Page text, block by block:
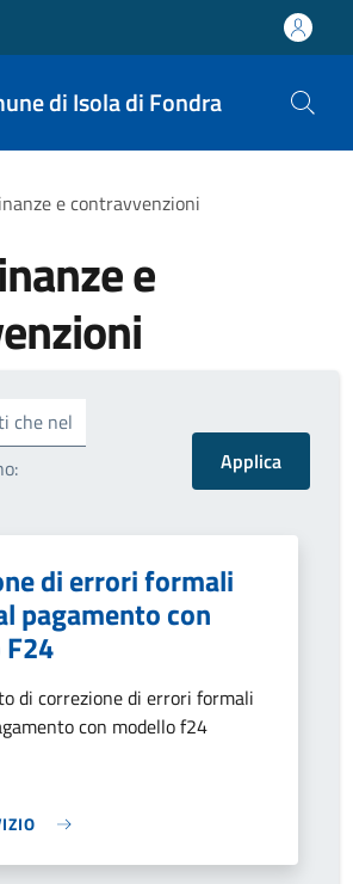
di Isola di Fondra
panee contravvenzioni
e
che nel
di errori formali
pagamento con
di correzione di errori formali
con modello f24